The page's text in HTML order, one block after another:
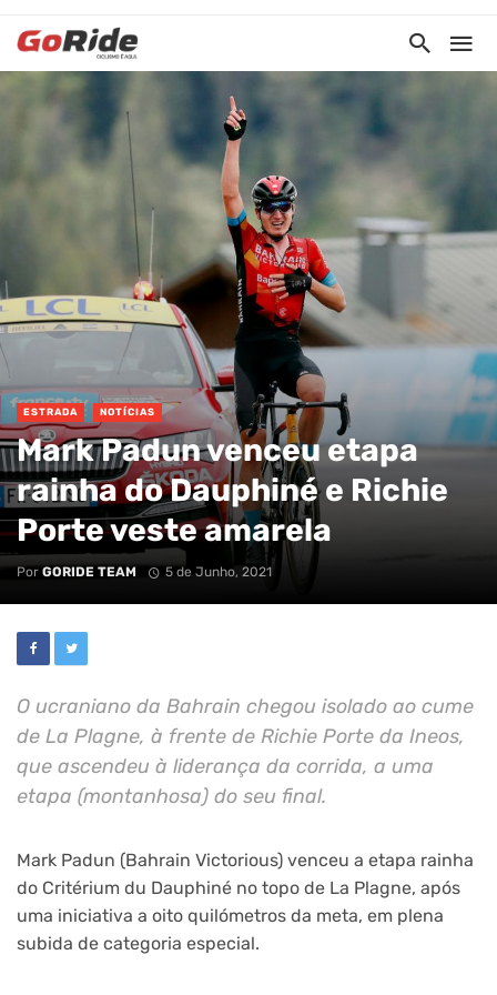
ESTRADA NOTÍCIAS
Mark Padun venceu etapa
rainha do Dauphiné e Richie
Porte veste amarela
Por GORIDE TEAM 5 de Junho, 2021
O ucraniano da Bahrain chegou isolado ao cume
de La Plagne, à frente de Richie Porte da Ineos,
que ascendeu à liderança da corrida, a uma
etapa (montanhosa) do seu final.
Mark Padun (Bahrain Victorious) venceu a etapa rainha
do Critérium du Dauphiné no topo de La Plagne, após
uma iniciativa a oito quilómetros da meta, em plena
subida de categoria especial.